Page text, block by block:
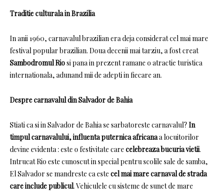
Traditie culturala in Brazilia
In anii 1960, carnavalul brazilian era deja considerat cel mai mare
festival popular brazilian. Doua decenii mai tarziu, a fost creat
Sambodromul Riosi pana in prezent ramane o atractie turistica
internationala, adunand mii de adepti in fiecare an.
Despre carnavalul din Salvador de Bahia
Stiati ca si in Salvador de Bahia se sarbatoreste carnavalul? In
timpul carnavalului, influenta puternica africanaa locuitorilor
devine evidenta: este o festivitate care celebreaza bucuria vietii.
Intrucat Rio este cunoscut in special pentru scolile sale de samba,
El Salvador se mandreste ca este cel mai mare carnaval de strada
care include publicul.Vehiculele cu sisteme de sunet de mare